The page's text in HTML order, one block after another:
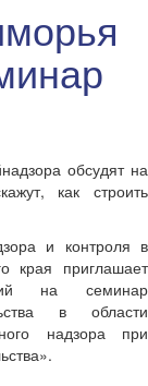
обсудят на
как строить
и контроля в
края приглашает
на семинар
в области
надзора при